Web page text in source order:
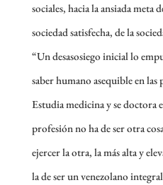
sociales, hacia la ansiada meta
sociedad satisfecha, de la
“Un desasosiego inicial lo
saber humano asequible en
Estudia medicina y se doctora
profesión no ha de ser otra
ejercer la otra, la más alta y
la de ser un venezolano